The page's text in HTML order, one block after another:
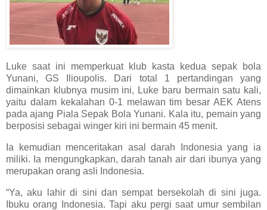
Luke saat ini memperkuat klub kasta kedua sepak bola
Yunani, GS Ilioupolis. Dari total 1 pertandingan yang
dimainkan klubnya musim ini, Luke baru bermain satu kali,
yaitu dalam kekalahan 0-1 melawan tim besar AEK Atens
pada ajang Piala Sepak Bola Yunani. Kala itu, pemain yang
berposisi sebagai winger kiri ini bermain 45 menit.
Ia kemudian menceritakan asal darah Indonesia yang ia
miliki. Ia mengungkapkan, darah tanah air dari ibunya yang
merupakan orang asli Indonesia.
“Ya, aku lahir di sini dan sempat bersekolah di sini juga.
Ibuku orang Indonesia. Tapi aku pergi saat umur sembilan